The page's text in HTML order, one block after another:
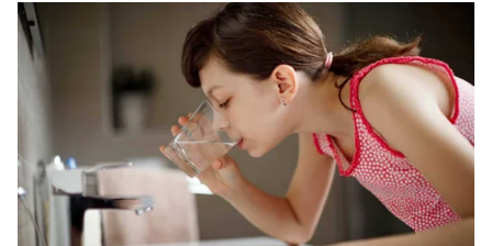
Искать